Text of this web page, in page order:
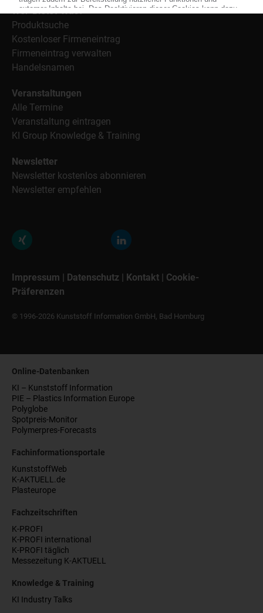
Wer-Bietet-Was?
Produktsuche
Kostenloser Firmeneintrag
Firmeneintrag verwalten
Handelsnamen
Veranstaltungen
Alle Termine
Veranstaltung eintragen
KI Group Knowledge & Training
Newsletter
Newsletter kostenlos abonnieren
Newsletter empfehlen
Impressum | Datenschutz | Kontakt | Cookie-
Präferenzen
© 1996-2026 Kunststoff Information GmbH, Bad Homburg
Online-Datenbanken
KI – Kunststoff Information
PIE – Plastics Information Europe
Polyglobe
Spotpreis-Monitor
Polymerpres-Forecasts
Fachinformationsportale
KunststoffWeb
K-AKTUELL.de
Plasteurope
Fachzeitschriften
K-PROFI
K-PROFI international
K-PROFI täglich
Messezeitung K-AKTUELL
Knowledge & Training
KI Industry Talks